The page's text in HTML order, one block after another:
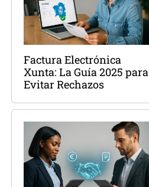
Factura Electrónica
Xunta: La Guía 2025 para
Evitar Rechazos